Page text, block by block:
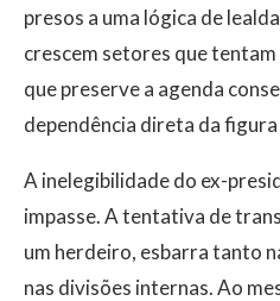
presos a uma lógica de
crescem setores que
que preserve a agenda
dependência direta da
A inelegibilidade do ex-
impasse. A tentativa de
um herdeiro, esbarra tanto
nas divisões internas. Ao